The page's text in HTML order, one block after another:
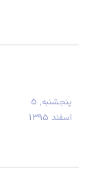
پنجشنبه, 5
اسفند 1395